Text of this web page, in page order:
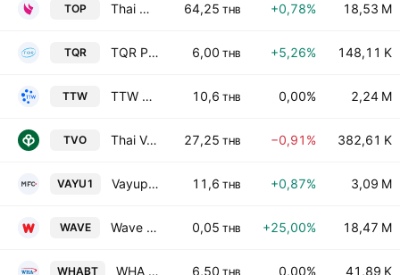
TOP Thai Oil Public Co. Ltd. 64,25 THB +0,78% 18,53 M
TQR TQR Public Co., Ltd. 6,00 THB +5,26% 148,11 K
TTW TTW Public Company Limited 10,6 THB 0,00% 2,24 M
TVO Thai Vegetable Oil Public Co. Ltd. 27,25 THB −0,91% 382,61 K
VAYU1 Vayupak Fund 1 Class A 11,6 THB +0,87% 3,09 M
WAVE Wave Exponential Public Company Limited 0,05 THB +25,00% 18,47 M
WHABT WHA Business Complex Freehold & Leasehold REIT 6,50 THB 0,00% 41,89 K